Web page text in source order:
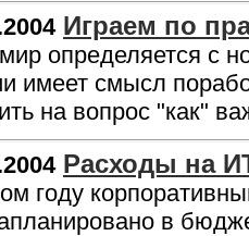
Играем по
определяется с
имеет смысл
на вопрос "как"
Расходы на
году
в